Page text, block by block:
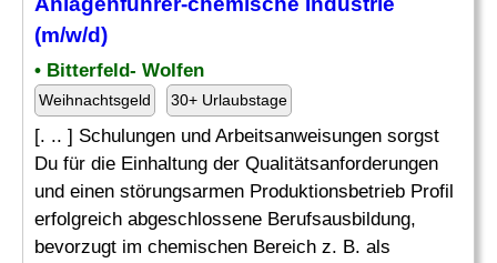
(m/w/d)
• Bitterfeld- Wolfen
Weihnachtsgeld 30+ Urlaubstage
[. .. ] Schulungen und Arbeitsanweisungen sorgst
Du für die Einhaltung der Qualitätsanforderungen
und einen störungsarmen Produktionsbetrieb Profil
erfolgreich abgeschlossene Berufsausbildung,
bevorzugt im chemischen Bereich z. B. als